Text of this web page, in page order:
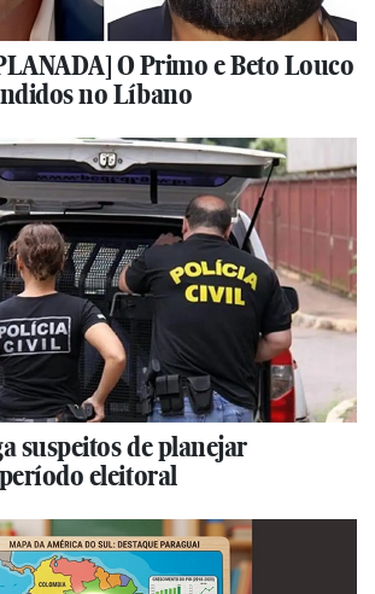
O Primo e Beto Louco
no Líbano
suspeitos de planejar
eleitoral